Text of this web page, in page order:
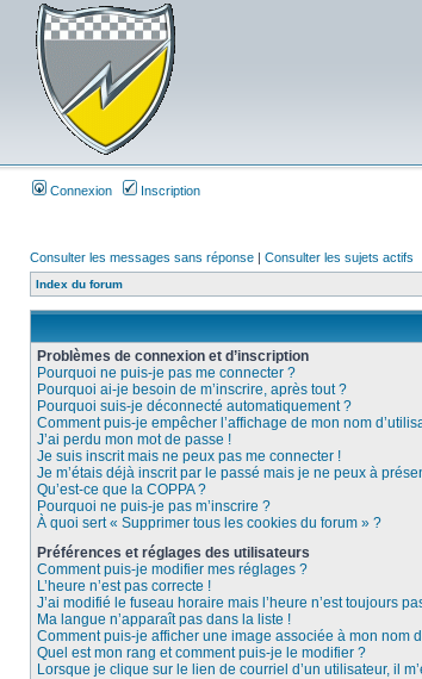
Connexion Inscription
Consulter les messages sans réponse | Consulter les sujets actifs
Index du forum
Problèmes de connexion et d’inscription
Pourquoi ne puis-je pas me connecter ?
Pourquoi ai-je besoin de m’inscrire, après tout ?
Pourquoi suis-je déconnecté automatiquement ?
Comment puis-je empêcher l’affichage de mon nom
J’ai perdu mon mot de passe !
Je suis inscrit mais ne peux pas me connecter !
Je m’étais déjà inscrit par le passé mais je ne peux à
Qu’est-ce que la COPPA ?
Pourquoi ne puis-je pas m’inscrire ?
À quoi sert « Supprimer tous les cookies du forum » ?
Préférences et réglages des utilisateurs
Comment puis-je modifier mes réglages ?
L’heure n’est pas correcte !
J’ai modifié le fuseau horaire mais l’heure n’est toujours
Ma langue n’apparaît pas dans la liste !
Comment puis-je afficher une image associée à mon nom
Quel est mon rang et comment puis-je le modifier ?
Lorsque je clique sur le lien de courriel d’un utilisateur, il